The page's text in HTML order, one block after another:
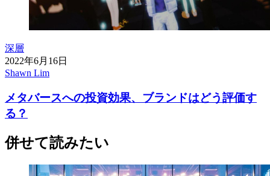
深層
2022年6月16日
Shawn Lim
メタバースへの投資効果、ブランドはどう評価す
る？
併せて読みたい